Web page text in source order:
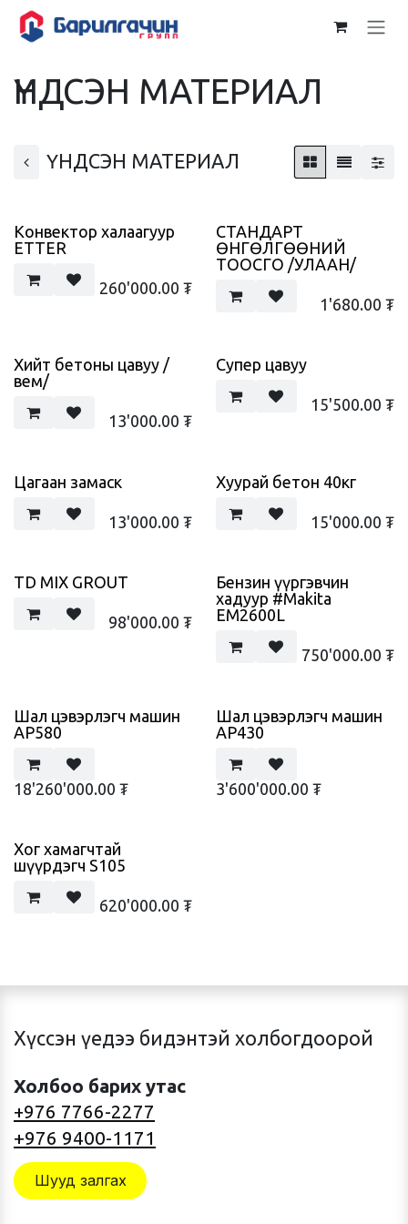
Skip to Content
ҮНДСЭН МАТЕРИАЛ
ҮНДСЭН МАТЕРИАЛ
Конвектор халаагуур
ETTER
260'000.00 ₮
СТАНДАРТ
ӨНГӨЛГӨӨНИЙ
ТООСГО /УЛААН/
1'680.00 ₮
Хийт бетоны цавуу /
вем/
13'000.00 ₮
Супер цавуу
15'500.00 ₮
Цагаан замаск
13'000.00 ₮
Хуурай бетон 40кг
15'000.00 ₮
TD MIX GROUT
98'000.00 ₮
Бензин үүргэвчин
хадуур #Makita
EM2600L
750'000.00 ₮
Шал цэвэрлэгч машин
AP580
18'260'000.00 ₮
Шал цэвэрлэгч машин
AP430
3'600'000.00 ₮
Хог хамагчтай
шүүрдэгч S105
620'000.00 ₮
Хүссэн үедээ бидэнтэй холбогдоорой
Холбоо барих утас
+976 7766-2277
+976 9400-1171
Шууд залгах